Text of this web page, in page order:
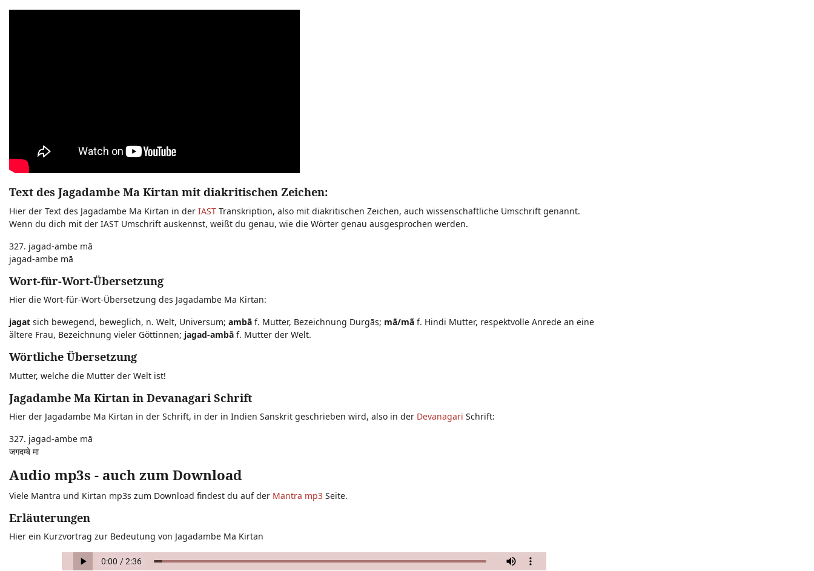
Text des Jagadambe Ma Kirtan mit diakritischen Zeichen:
Hier der Text des Jagadambe Ma Kirtan in der IAST Transkription, also mit diakritischen Zeichen, auch wissenschaftliche Umschrift genannt.
Wenn du dich mit der IAST Umschrift auskennst, weißt du genau, wie die Wörter genau ausgesprochen werden.
327. jagad-ambe mā
jagad-ambe mā
Wort-für-Wort-Übersetzung
Hier die Wort-für-Wort-Übersetzung des Jagadambe Ma Kirtan:
jagat sich bewegend, beweglich, n. Welt, Universum; ambā f. Mutter, Bezeichnung Durgās; mā/mã f. Hindi Mutter, respektvolle Anrede an eine
ältere Frau, Bezeichnung vieler Göttinnen; jagad-ambā f. Mutter der Welt.
Wörtliche Übersetzung
Mutter, welche die Mutter der Welt ist!
Jagadambe Ma Kirtan in Devanagari Schrift
Hier der Jagadambe Ma Kirtan in der Schrift, in der in Indien Sanskrit geschrieben wird, also in der Devanagari Schrift:
327. jagad-ambe mā
जगदम्बे मा
Audio mp3s - auch zum Download
Viele Mantra und Kirtan mp3s zum Download findest du auf der Mantra mp3 Seite.
Erläuterungen
Hier ein Kurzvortrag zur Bedeutung von Jagadambe Ma Kirtan